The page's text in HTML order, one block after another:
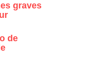
graves
de